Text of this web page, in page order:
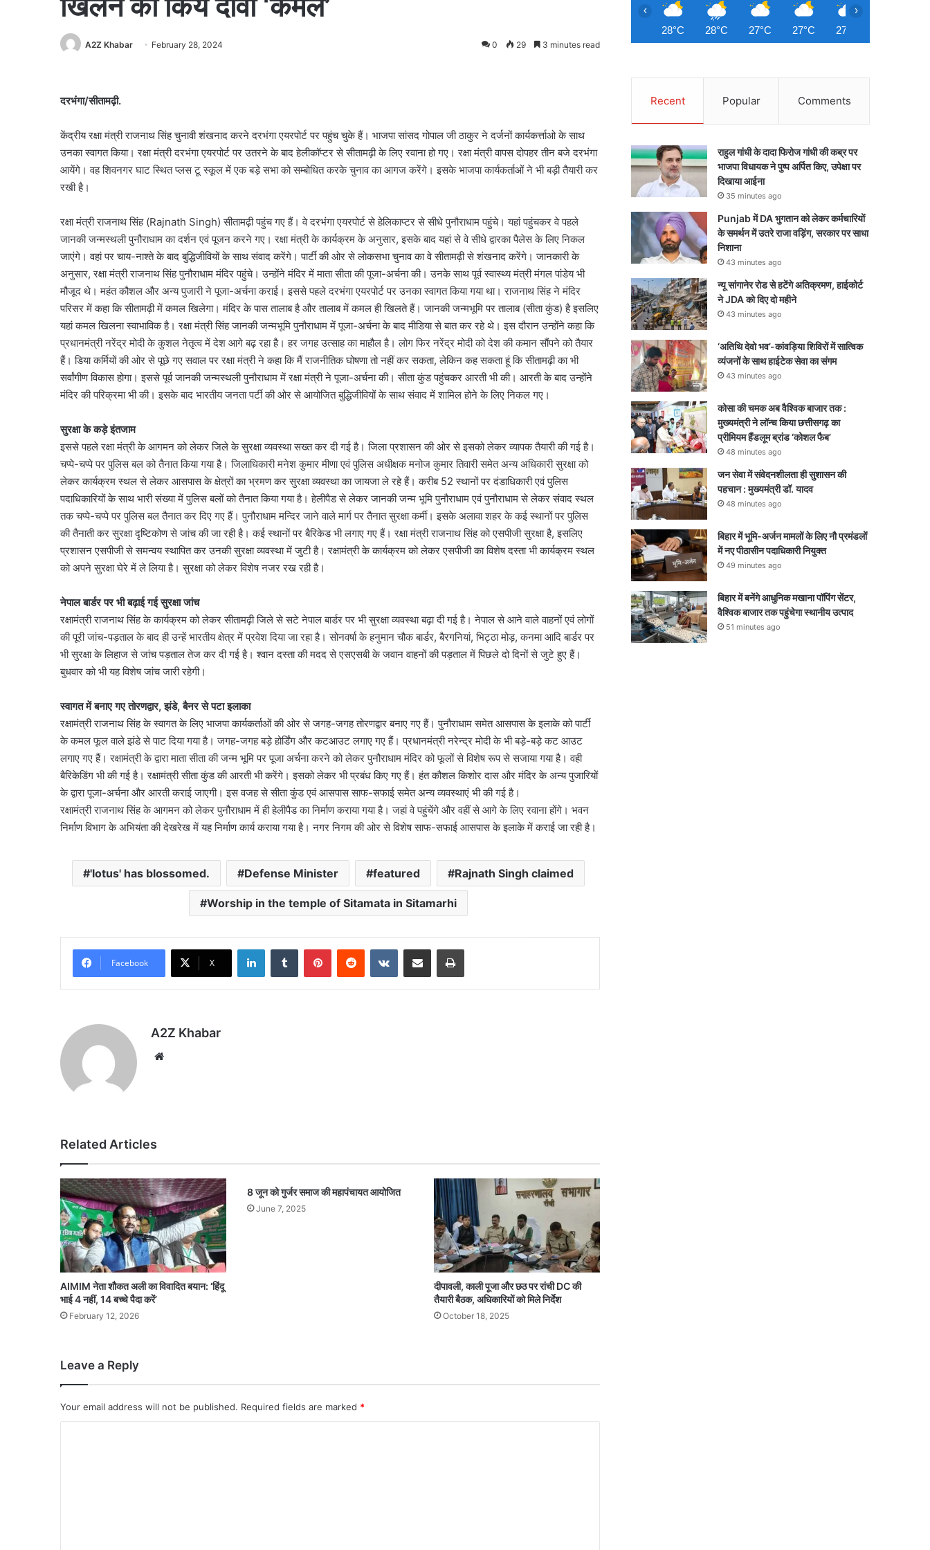
A2Z Khabar February 28, 2024 0 29 3 minutes read
दरभंगा/सीतामढ़ी.
केंद्रीय रक्षा मंत्री राजनाथ सिंह चुनावी शंखनाद करने दरभंगा एयरपोर्ट पर पहुंच चुके हैं। भाजपा सांसद गोपाल जी ठाकुर ने दर्जनों कार्यकर्त्ताओ के साथ
उनका स्वागत किया। रक्षा मंत्री दरभंगा एयरपोर्ट पर उतरने के बाद हेलीकॉप्टर से सीतामढ़ी के लिए रवाना हो गए। रक्षा मंत्री वापस दोपहर तीन बजे दरभंगा
आयेंगे। वह शिवनगर घाट स्थित प्लस टू स्कूल में एक बड़े सभा को सम्बोधित करके चुनाव का आगज करेंगे। इसके भाजपा कार्यकर्ताओं ने भी बड़ी तैयारी कर
रखी है।
रक्षा मंत्री राजनाथ सिंह (Rajnath Singh) सीतामढ़ी पहुंच गए हैं। वे दरभंगा एयरपोर्ट से हेलिकाप्टर से सीधे पुनौराधाम पहुंचे। यहां पहुंचकर वे पहले
जानकी जन्मस्थली पुनौराधाम का दर्शन एवं पूजन करने गए। रक्षा मंत्री के कार्यक्रम के अनुसार, इसके बाद यहां से वे सीधे द्वारका पैलेस के लिए निकल
जाएंगे। वहां पर चाय-नाश्ते के बाद बुद्धिजीवियों के साथ संवाद करेंगे। पार्टी की ओर से लोकसभा चुनाव का वे सीतामढ़ी से शंखनाद करेंगे। जानकारी के
अनुसार, रक्षा मंत्री राजनाथ सिंह पुनौराधाम मंदिर पहुंचे। उन्होंने मंदिर में माता सीता की पूजा-अर्चना की। उनके साथ पूर्व स्वास्थ्य मंत्री मंगल पांडेय भी
मौजूद थे। महंत कौशल और अन्य पुजारी ने पूजा-अर्चना कराई। इससे पहले दरभंगा एयरपोर्ट पर उनका स्वागत किया गया था। राजनाथ सिंह ने मंदिर
परिसर में कहा कि सीतामढ़ी में कमल खिलेगा। मंदिर के पास तालाब है और तालाब में कमल ही खिलते हैं। जानकी जन्मभूमि पर तालाब (सीता कुंड) है इसलिए
यहां कमल खिलना स्वाभाविक है। रक्षा मंत्री सिंह जानकी जन्मभूमि पुनौराधाम में पूजा-अर्चना के बाद मीडिया से बात कर रहे थे। इस दौरान उन्होंने कहा कि
प्रधानमंत्री नरेंद्र मोदी के कुशल नेतृत्व में देश आगे बढ़ रहा है। हर जगह उत्साह का माहौल है। लोग फिर नरेंद्र मोदी को देश की कमान सौंपने को तैयार
हैं। डिया कर्मियों की ओर से पूछे गए सवाल पर रक्षा मंत्री ने कहा कि मैं राजनीतिक घोषणा तो नहीं कर सकता, लेकिन कह सकता हूं कि सीतामढ़ी का भी
सर्वांगीण विकास होगा। इससे पूर्व जानकी जन्मस्थली पुनौराधाम में रक्षा मंत्री ने पूजा-अर्चना की। सीता कुंड पहुंचकर आरती भी की। आरती के बाद उन्होंने
मंदिर की परिक्रमा भी की। इसके बाद भारतीय जनता पर्टी की ओर से आयोजित बुद्धिजीवियों के साथ संवाद में शामिल होने के लिए निकल गए।
सुरक्षा के कड़े इंतजाम
इससे पहले रक्षा मंत्री के आगमन को लेकर जिले के सुरक्षा व्यवस्था सख्त कर दी गई है। जिला प्रशासन की ओर से इसको लेकर व्यापक तैयारी की गई है।
चप्पे-चप्पे पर पुलिस बल को तैनात किया गया है। जिलाधिकारी मनेश कुमार मीणा एवं पुलिस अधीक्षक मनोज कुमार तिवारी समेत अन्य अधिकारी सुरक्षा को
लेकर कार्यक्रम स्थल से लेकर आसपास के क्षेत्रों का भ्रमण कर सुरक्षा व्यवस्था का जायजा ले रहे हैं। करीब 52 स्थानों पर दंडाधिकारी एवं पुलिस
पदाधिकारियों के साथ भारी संख्या में पुलिस बलों को तैनात किया गया है। हेलीपैड से लेकर जानकी जन्म भूमि पुनौराधाम एवं पुनौराधाम से लेकर संवाद स्थल
तक चप्पे-चप्पे पर पुलिस बल तैनात कर दिए गए हैं। पुनौराधाम मन्दिर जाने वाले मार्ग पर तैनात सुरक्षा कर्मी। इसके अलावा शहर के कई स्थानों पर पुलिस
की तैनाती कर सुरक्षा दृष्टिकोण से जांच की जा रही है। कई स्थानों पर बैरिकेड भी लगाए गए हैं। रक्षा मंत्री राजनाथ सिंह को एसपीजी सुरक्षा है, इसलिए
प्रशासन एसपीजी से समन्वय स्थापित कर उनकी सुरक्षा व्यवस्था में जुटी है। रक्षामंत्री के कार्यक्रम को लेकर एसपीजी का विशेष दस्ता भी कार्यक्रम स्थल
को अपने सुरक्षा घेरे में ले लिया है। सुरक्षा को लेकर विशेष नजर रख रही है।
नेपाल बार्डर पर भी बढ़ाई गई सुरक्षा जांच
रक्षामंत्री राजनाथ सिंह के कार्यक्रम को लेकर सीतामढ़ी जिले से सटे नेपाल बार्डर पर भी सुरक्षा व्यवस्था बढ़ा दी गई है। नेपाल से आने वाले वाहनों एवं लोगों
की पूरी जांच-पड़ताल के बाद ही उन्हें भारतीय क्षेत्र में प्रवेश दिया जा रहा है। सोनवर्षा के हनुमान चौक बार्डर, बैरगनियां, भिट्ठा मोड़, कनमा आदि बार्डर पर
भी सुरक्षा के लिहाज से जांच पड़ताल तेज कर दी गई है। श्वान दस्ता की मदद से एसएसबी के जवान वाहनों की पड़ताल में पिछले दो दिनों से जुटे हुए हैं।
बुधवार को भी यह विशेष जांच जारी रहेगी।
स्वागत में बनाए गए तोरणद्वार, झंडे, बैनर से पटा इलाका
रक्षामंत्री राजनाथ सिंह के स्वागत के लिए भाजपा कार्यकर्ताओं की ओर से जगह-जगह तोरणद्वार बनाए गए हैं। पुनौराधाम समेत आसपास के इलाके को पार्टी
के कमल फूल वाले झंडे से पाट दिया गया है। जगह-जगह बड़े होर्डिंग और कटआउट लगाए गए हैं। प्रधानमंत्री नरेन्द्र मोदी के भी बड़े-बड़े कट आउट
लगाए गए हैं। रक्षामंत्री के द्वारा माता सीता की जन्म भूमि पर पूजा अर्चना करने को लेकर पुनौराधाम मंदिर को फूलों से विशेष रूप से सजाया गया है। वही
बैरिकेडिंग भी की गई है। रक्षामंत्री सीता कुंड की आरती भी करेंगे। इसको लेकर भी प्रबंध किए गए हैं। हंत कौशल किशोर दास और मंदिर के अन्य पुजारियों
के द्वारा पूजा-अर्चना और आरती कराई जाएगी। इस वजह से सीता कुंड एवं आसपास साफ-सफाई समेत अन्य व्यवस्थाएं भी की गई है।
रक्षामंत्री राजनाथ सिंह के आगमन को लेकर पुनौराधाम में ही हेलीपैड का निर्माण कराया गया है। जहां वे पहुंचेंगे और वहीं से आगे के लिए रवाना होंगे। भवन
निर्माण विभाग के अभियंता की देखरेख में यह निर्माण कार्य कराया गया है। नगर निगम की ओर से विशेष साफ-सफाई आसपास के इलाके में कराई जा रही है।
'lotus' has blossomed. Defense Minister featured Rajnath Singh claimed
Worship in the temple of Sitamata in Sitamarhi
Facebook X
LinkedInTumblr PinterestReddit VKontakteShare via Email Print
A2Z Khabar
Related Articles
AIMIM नेता शौकत अली का विवादित बयान: ‘हिंदू
भाई 4 नहीं, 14 बच्चे पैदा करें’
February 12, 2026
8 जून को गुर्जर समाज की महापंचायत आयोजित
June 7, 2025
दीपावली, काली पूजा और छठ पर रांची DC की
तैयारी बैठक, अधिकारियों को मिले निर्देश
October 18, 2025
Leave a Reply
Your email address will not be published. Required fields are marked *
28°C 28°C 27°C 27°C 27°C
‹ ›
Recent Popular Comments
राहुल गांधी के दादा फिरोज गांधी की कब्र पर
भाजपा विधायक ने पुष्प अर्पित किए, उपेक्षा पर
दिखाया आईना
35 minutes ago
Punjab में DA भुगतान को लेकर कर्मचारियों
के समर्थन में उतरे राजा वड़िंग, सरकार पर साधा
निशाना
43 minutes ago
न्यू सांगानेर रोड से हटेंगे अतिक्रमण, हाईकोर्ट
ने JDA को दिए दो महीने
43 minutes ago
‘अतिथि देवो भव’-कांवड़िया शिविरों में सात्विक
व्यंजनों के साथ हाईटेक सेवा का संगम
43 minutes ago
कोसा की चमक अब वैश्विक बाजार तक :
मुख्यमंत्री ने लॉन्च किया छत्तीसगढ़ का
प्रीमियम हैंडलूम ब्रांड ‘कोशल फैब’
48 minutes ago
जन सेवा में संवेदनशीलता ही सुशासन की
पहचान : मुख्यमंत्री डॉ. यादव
48 minutes ago
बिहार में भूमि-अर्जन मामलों के लिए नौ प्रमंडलों
में नए पीठासीन पदाधिकारी नियुक्त
49 minutes ago
बिहार में बनेंगे आधुनिक मखाना पॉपिंग सेंटर,
वैश्विक बाजार तक पहुंचेगा स्थानीय उत्पाद
51 minutes ago